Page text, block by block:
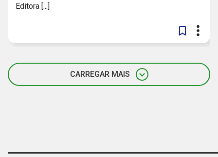
Editora [...]
CARREGAR MAIS